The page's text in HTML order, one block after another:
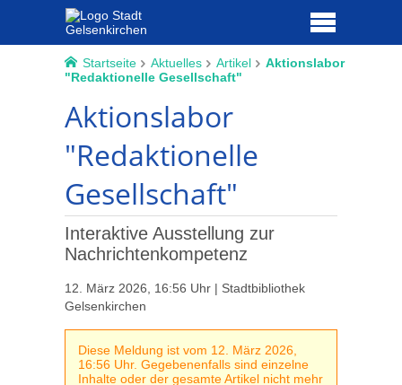
Startseite Aktuelles Artikel
Aktionslabor
"Redaktionelle Gesellschaft"
Aktionslabor
"Redaktionelle
Gesellschaft"
Interaktive Ausstellung zur
Nachrichtenkompetenz
12. März 2026, 16:56 Uhr | Stadtbibliothek
Gelsenkirchen
Diese Meldung ist vom 12. März 2026,
16:56 Uhr. Gegebenenfalls sind einzelne
Inhalte oder der gesamte Artikel nicht mehr